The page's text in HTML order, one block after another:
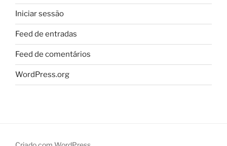
Iniciar sessão
Feed de entradas
Feed de comentários
WordPress.org